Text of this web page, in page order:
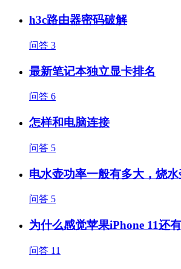
h3c路由器密码破解
问答 3
最新笔记本独立显卡排名
问答 6
怎样和电脑连接
问答 5
电水壶功率一般有多大，烧水
问答 5
为什么感觉苹果iPhone 11还
问答 11